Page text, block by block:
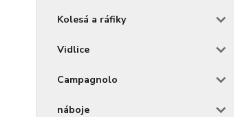
Kolesá a ráfiky
Vidlice
Campagnolo
náboje